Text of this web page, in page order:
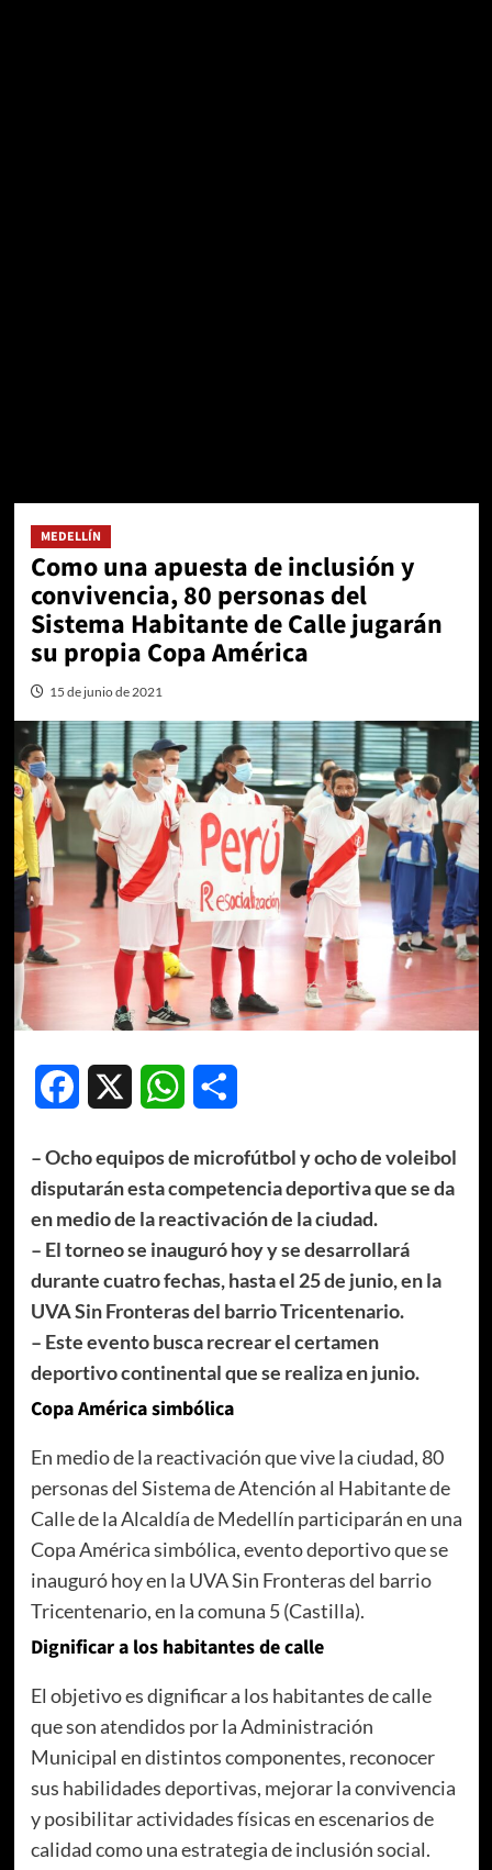
MEDELLÍN
Como una apuesta de inclusión y
convivencia, 80 personas del
Sistema Habitante de Calle jugarán
su propia Copa América
15 de junio de 2021
Facebook WhatsApp
– Ocho equipos de microfútbol y ocho de voleibol
disputarán esta competencia deportiva que se da
en medio de la reactivación de la ciudad.
– El torneo se inauguró hoy y se desarrollará
durante cuatro fechas, hasta el 25 de junio, en la
UVA Sin Fronteras del barrio Tricentenario.
– Este evento busca recrear el certamen
deportivo continental que se realiza en junio.
Copa América simbólica
En medio de la reactivación que vive la ciudad, 80
personas del Sistema de Atención al Habitante de
Calle de la Alcaldía de Medellín participarán en una
Copa América simbólica, evento deportivo que se
inauguró hoy en la UVA Sin Fronteras del barrio
Tricentenario, en la comuna 5 (Castilla).
Dignificar a los habitantes de calle
El objetivo es dignificar a los habitantes de calle
que son atendidos por la Administración
Municipal en distintos componentes, reconocer
sus habilidades deportivas, mejorar la convivencia
y posibilitar actividades físicas en escenarios de
calidad como una estrategia de inclusión social.